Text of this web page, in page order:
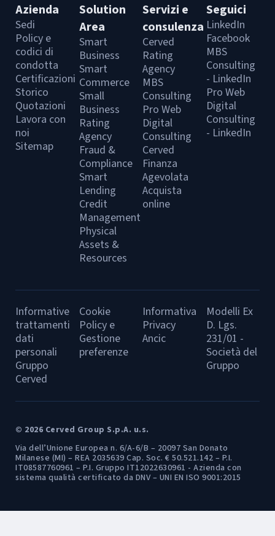
Azienda
Sedi
Policy e
codici di
condotta
Certificazioni
Storico
Quotazioni
Lavora con
noi
Sitemap
Solution
Area
Smart
Business
Smart
Commerce
Small
Business
Rating
Agency
Fraud &
Compliance
Smart
Lending
Credit
Management
Physical
Assets &
Resources
Servizi e
consulenza
Cerved
Rating
Agency
MBS
Consulting
Pro Web
Digital
Consulting
Cerved
Finanza
Agevolata
Acquista
online
Seguici
LinkedIn
Facebook
MBS
Consulting
- LinkedIn
Pro Web
Digital
Consulting
- LinkedIn
Informative
trattamenti
dati
personali
Gruppo
Cerved
Cookie
Policy e
Gestione
preferenze
Informativa
Privacy
Ancic
Modelli Ex
D. Lgs.
231/01 -
Società del
Gruppo
© 2026 Cerved Group S.p.A. u.s.
Via dell’Unione Europea n. 6/A-6/B – 20097 San Donato
Milanese (MI) – REA 2035639 Cap. Soc. € 50.521.142 – P.I.
IT08587760961 – P.I. Gruppo IT12022630961 - Azienda con
sistema qualità certificato da DNV – UNI EN ISO 9001:2015